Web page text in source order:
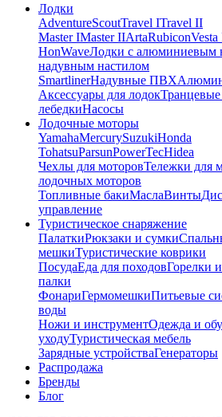
Лодки
AdventureScoutTravel ITravel II
Master IMaster IIArtaRubicon
HonWaveЛодки с алюминиевым
надувным настилом
SmartlinerНадувные ПВХ
Аксессуары для лодокТранцевые
лебедкиНасосы
Лодочные моторы
YamahaMercurySuzukiHonda
TohatsuParsunPowerTecHidea
Чехлы для моторовТележки для
лодочных моторов
Топливные бакиМаслаВинты
управление
Туристическое снаряжение
ПалаткиРюкзаки и сумки
мешкиТуристические коврики
ПосудаЕда для походовГорелки
палки
ФонариГермомешкиПитьевые
воды
Ножи и инструментОдежда и
уходуТуристическая мебель
Зарядные устройстваГенераторы
Распродажа
Бренды
Блог